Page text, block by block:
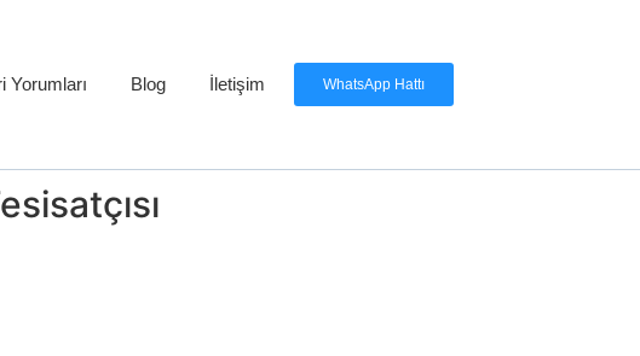
Yorumları Blog İletişim WhatsApp Hattı